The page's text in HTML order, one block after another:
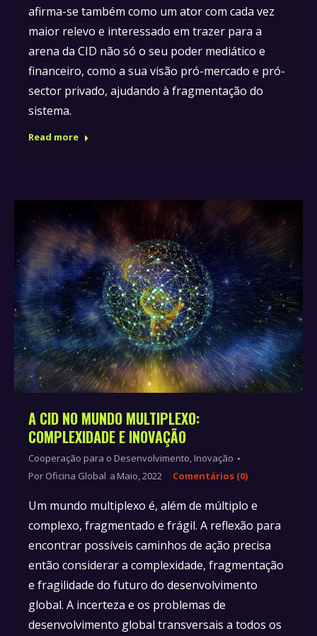
afirma-se também como um ator com cada vez
maior relevo e interessado em trazer para a
arena da CID não só o seu poder mediático e
financeiro, como a sua visão pró-mercado e pró-
sector privado, ajudando à fragmentação do
sistema.
Read more
A CID NO MUNDO MULTIPLEXO:
COMPLEXIDADE E INOVAÇÃO
Cooperação para o Desenvolvimento, Inovação
Por Oficina Global Maio, 2022 Comentários (0)
Um mundo multiplexo é, além de múltiplo e
complexo, fragmentado e frágil. A reflexão para
encontrar possíveis caminhos de ação precisa
então considerar a complexidade, fragmentação
e fragilidade do futuro do desenvolvimento
global. A incerteza e os problemas de
desenvolvimento global transversais a todos os